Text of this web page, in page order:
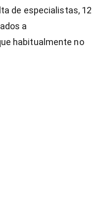
de especialistas, 12
a
habitualmente no